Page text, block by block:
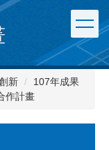
新
107年成果
作計畫